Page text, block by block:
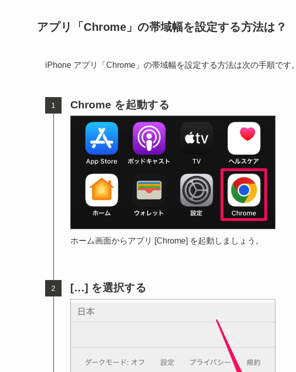
アプリ「Chrome」の帯域幅を設定する方法は？
iPhone アプリ「Chrome」の帯域幅を設定する方法は次の手順です。
Chrome を起動する
ホーム画面からアプリ [Chrome] を起動しましょう。
[…] を選択する